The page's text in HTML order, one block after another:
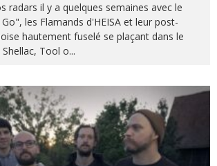
radars il y a quelques semaines avec le
les Flamands d'HEISA et leur post-
hautement fuselé se plaçant dans le
Tool o...